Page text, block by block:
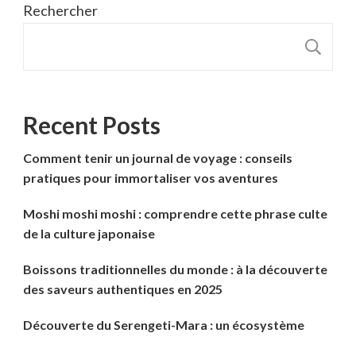
Rechercher
Recent Posts
Comment tenir un journal de voyage : conseils
pratiques pour immortaliser vos aventures
Moshi moshi moshi : comprendre cette phrase culte
de la culture japonaise
Boissons traditionnelles du monde : à la découverte
des saveurs authentiques en 2025
Découverte du Serengeti-Mara : un écosystème